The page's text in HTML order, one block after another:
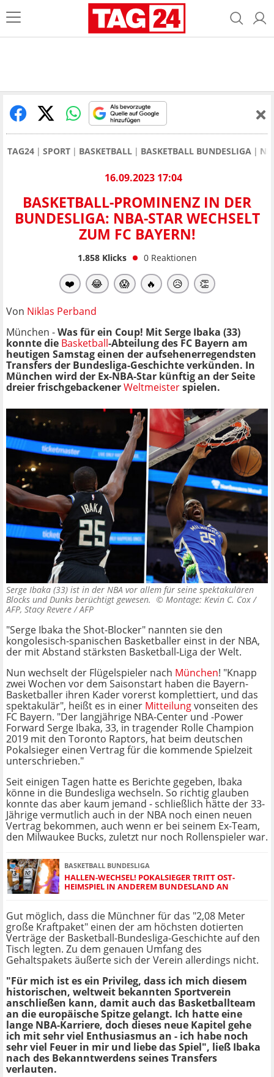
TAG24 SPORT BASKETBALL BASKETBALL BUNDESLIGA
16.09.2023 17:04
BASKETBALL-PROMINENZ IN DER
BUNDESLIGA: NBA-STAR WECHSELT
ZUM FC BAYERN!
1.858Klicks 0 Reaktionen
❤️ 😂 😱 🔥 😥 👏
Von Niklas Perband
München -Was für ein Coup! Mit Serge Ibaka (33)
konnte die Basketball-Abteilung des FC Bayern am
heutigen Samstag einen der aufsehenerregendsten
Transfers der Bundesliga-Geschichte verkünden. In
München wird der Ex-NBA-Star künftig an der Seite
dreier frischgebackenerWeltmeisterspielen.
Serge Ibaka (33) ist in der NBA vor allem für seine spektakulären
Blocks und Dunks berüchtigt gewesen. © Montage: Kevin C. Cox /
AFP, Stacy Revere / AFP
"Serge Ibaka the Shot-Blocker" nannten sie den
kongolesisch-spanischen Basketballer einst in der NBA,
der mit Abstand stärksten Basketball-Liga der Welt.
Nun wechselt der Flügelspieler nach München! "Knapp
zwei Wochen vor dem Saisonstart haben die Bayern-
Basketballer ihren Kader vorerst komplettiert, und das
spektakulär", heißt es in einer Mitteilungvonseiten des
FC Bayern. "Der langjährige NBA-Center und -Power
Forward Serge Ibaka, 33, in tragender Rolle Champion
2019 mit den Toronto Raptors, hat beim deutschen
Pokalsieger einen Vertrag für die kommende Spielzeit
unterschrieben."
Seit einigen Tagen hatte es Berichte gegeben, Ibaka
könne in die Bundesliga wechseln. So richtig glauben
konnte das aber kaum jemand - schließlich hätte der 33-
Jährige vermutlich auch in der NBA noch einen neuen
Vertrag bekommen, auch wenn er bei seinem Ex-Team,
den Milwaukee Bucks, zuletzt nur noch Rollenspieler war.
BASKETBALL BUNDESLIGA
HALLEN-WECHSEL! POKALSIEGER TRITT OST-
HEIMSPIEL IN ANDEREM BUNDESLAND AN
Gut möglich, dass die Münchner für das "2,08 Meter
große Kraftpaket" einen der am höchsten dotierten
Verträge der Basketball-Bundesliga-Geschichte auf den
Tisch legten. Zu dem genauen Umfang des
Gehaltspakets äußerte sich der Verein allerdings nicht.
"Für mich ist es ein Privileg, dass ich mich diesem
historischen, weltweit bekannten Sportverein
anschließen kann, damit auch das Basketballteam
an die europäische Spitze gelangt. Ich hatte eine
lange NBA-Karriere, doch dieses neue Kapitel gehe
ich mit sehr viel Enthusiasmus an - ich habe noch
sehr viel Feuer in mir und liebe das Spiel", ließ Ibaka
nach des Bekanntwerdens seines Transfers
verlauten.